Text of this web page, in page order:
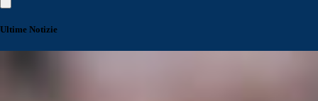
Ultime Notizie